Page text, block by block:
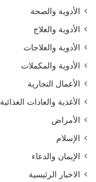
الأدوية والصحة
الأدوية والعلاج
الأدوية والعلاجات
الأدوية والمكملات
الأعمال التجارية
الأغذية والعادات الغذائية
الأمراض
الإسلام
الإيمان والدعاء
الاخبار الرئيسية